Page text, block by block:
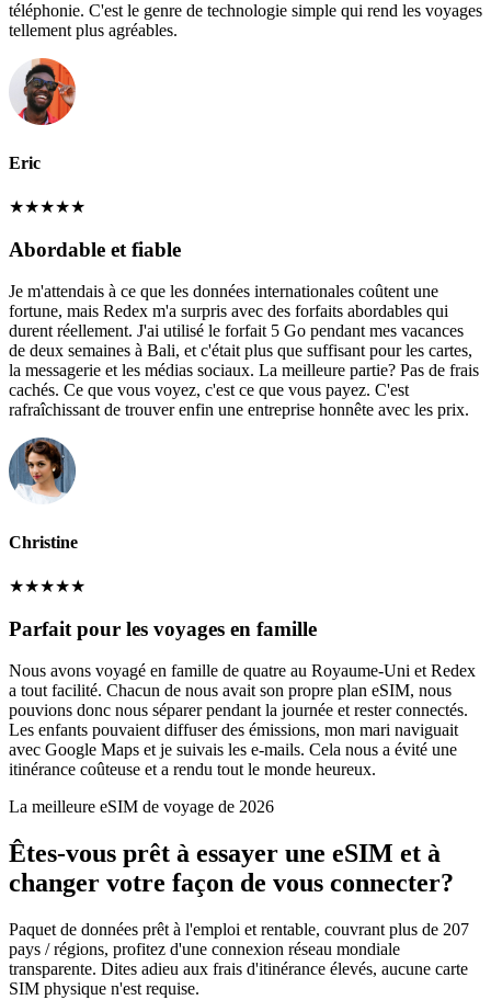
téléphonie. C'est le genre de technologie simple qui rend les voyages
tellement plus agréables.
Eric
★★★★★
Abordable et fiable
Je m'attendais à ce que les données internationales coûtent une
fortune, mais Redex m'a surpris avec des forfaits abordables qui
durent réellement. J'ai utilisé le forfait 5 Go pendant mes vacances
de deux semaines à Bali, et c'était plus que suffisant pour les cartes,
la messagerie et les médias sociaux. La meilleure partie? Pas de frais
cachés. Ce que vous voyez, c'est ce que vous payez. C'est
rafraîchissant de trouver enfin une entreprise honnête avec les prix.
Christine
★★★★★
Parfait pour les voyages en famille
Nous avons voyagé en famille de quatre au Royaume-Uni et Redex
a tout facilité. Chacun de nous avait son propre plan eSIM, nous
pouvions donc nous séparer pendant la journée et rester connectés.
Les enfants pouvaient diffuser des émissions, mon mari naviguait
avec Google Maps et je suivais les e-mails. Cela nous a évité une
itinérance coûteuse et a rendu tout le monde heureux.
La meilleure eSIM de voyage de 2026
Êtes-vous prêt à essayer une eSIM et à
changer votre façon de vous connecter?
Paquet de données prêt à l'emploi et rentable, couvrant plus de 207
pays / régions, profitez d'une connexion réseau mondiale
transparente. Dites adieu aux frais d'itinérance élevés, aucune carte
SIM physique n'est requise.